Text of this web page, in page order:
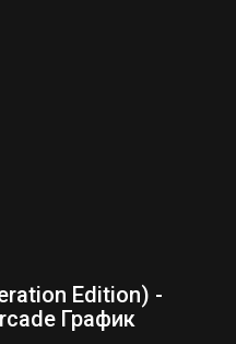
Edition) -
График